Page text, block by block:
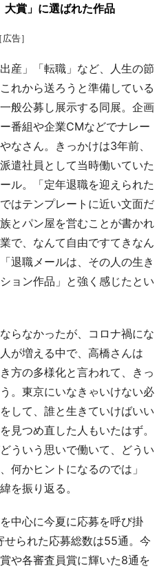
大賞」に選ばれた作品
［広告］
産」「転職」など、人生の節
れから送ろうと準備している
般公募し展示する同展。企画
番組や企業CMなどでナレー
なさん。きっかけは3年前、
遣社員として当時働いていた
ル。「定年退職を迎えられた
はテンプレートに近い文面だ
とパン屋を営むことが書かれ
で、なんて自由ですてきなん
退職メールは、その人の生き
ョン作品」と強く感じたとい
らなかったが、コロナ禍にな
が増える中で、高橋さんは
方の多様化と言われて、きっ
。東京にいなきゃいけない必
して、誰と生きていけばいい
見つめ直した人もいたはず。
ういう思いで働いて、どうい
何かヒントになるのでは」
を振り返る。
中心に今夏に応募を呼び掛
せられた応募総数は55通。今
や各審査員賞に輝いた8通を